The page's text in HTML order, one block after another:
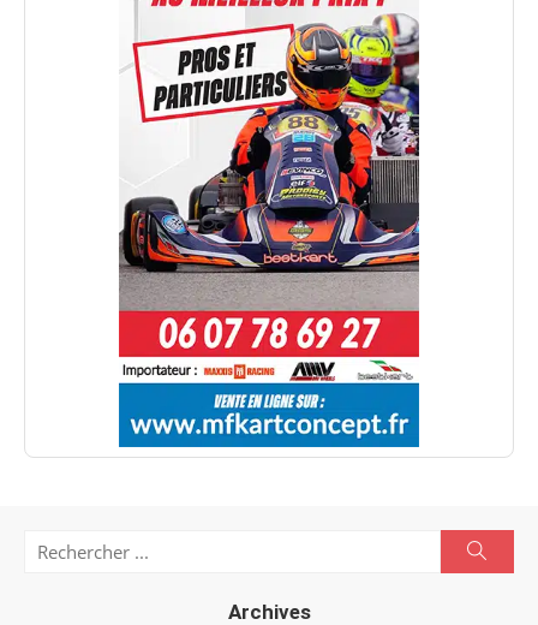
Archives